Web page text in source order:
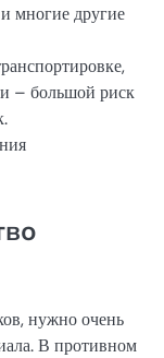
многие другие
– большой риск
нужно очень
В противном